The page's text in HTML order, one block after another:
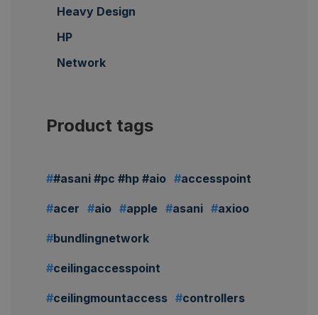
Heavy Design
HP
Network
Product tags
#asani #pc #hp #aio accesspoint
acer aio apple asani axioo
bundlingnetwork
ceilingaccesspoint
ceilingmountaccess controllers